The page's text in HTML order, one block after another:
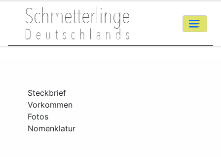
Steckbrief
Vorkommen
Fotos
Nomenklatur